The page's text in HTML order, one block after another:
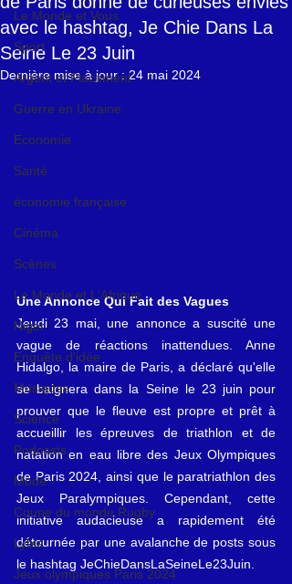
Le Monde et Vous
Sport
Argent et Placement
Guerre en Ukraine
Economie
Santé
économie française
Cinéma
Scènes
Le Monde et L'Afrique
Niger
Enquête d'idée
Musiques
Science
Podcasts
Mode
Coupe du monde Rugby
Lybie
Jeux olympiques Paris 2024
avec le hashtag, Je Chie Dans La
Seine Le 23 Juin
Dernière mise à jour :24 mai 2024
Une Annonce Qui Fait des Vagues
Jeudi 23 mai, une annonce a suscité une
vague de réactions inattendues. Anne
Hidalgo, la maire de Paris, a déclaré qu'elle
se baignera dans la Seine le 23 juin pour
prouver que le fleuve est propre et prêt à
accueillir les épreuves de triathlon et de
natation en eau libre des Jeux Olympiques
de Paris 2024, ainsi que le paratriathlon des
Jeux Paralympiques. Cependant, cette
initiative audacieuse a rapidement été
détournée par une avalanche de posts sous
le hashtag JeChieDansLaSeineLe23Juin.